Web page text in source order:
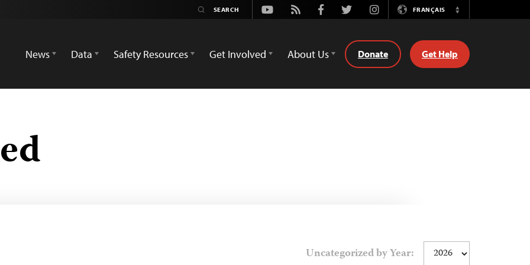
Youtube
Rss FacebookTwitterInstagramFRANÇAIS
Switch
News
Data Safety Resources Get Involved About Us Donate Get Help
Uncategorized by Year: